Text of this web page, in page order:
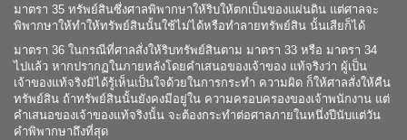
มาตรา 35 ทรัพย์สินซึ่งศาลพิพากษาให้ริบให้ตกเป็นของแผ่นดิน แต่ศาลจะ
พิพากษาให้ทำให้ทรัพย์สินนั้นใช้ไม่ได้หรือทำลายทรัพย์สิน นั้นเสียก็ได้
มาตรา 36 ในกรณีที่ศาลสั่งให้ริบทรัพย์สินตาม มาตรา 33 หรือ มาตรา 34
ไปแล้ว หากปรากฏในภายหลังโดยคำเสนอของเจ้าของ แท้จริงว่า ผู้เป็น
เจ้าของแท้จริงมิได้รู้เห็นเป็นใจด้วยในการกระทำ ความผิด ก็ให้ศาลสั่งให้คืน
ทรัพย์สิน ถ้าทรัพย์สินนั้นยังคงมีอยู่ใน ความครอบครองของเจ้าพนักงาน แต่
คำเสนอของเจ้าของแท้จริงนั้น จะต้องกระทำต่อศาลภายในหนึ่งปีนับแต่วัน
คำพิพากษาถึงที่สุด